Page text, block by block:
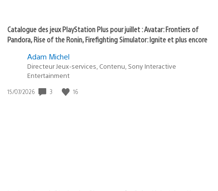
Catalogue des jeux PlayStation Plus pour juillet : Avatar: Frontiers of
Pandora, Rise of the Ronin, Firefighting Simulator: Ignite et plus encore
Adam Michel
Directeur Jeux-services, Contenu, Sony Interactive
Entertainment
Date
15/07/2026 3 16